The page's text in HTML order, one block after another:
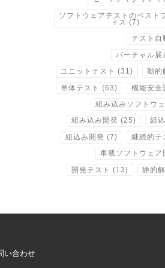
ソフトウェアテストのベスト
ィス (7)
テスト自
バーチャル展
ユニットテスト (31) 動的
単体テスト (63) 機能安全
組み込みソフトウ
組み込み開発 (25) 組
組込み開発 (7) 継続的テ
車載ソフトウェア
開発テスト (13) 静的
い合わせ